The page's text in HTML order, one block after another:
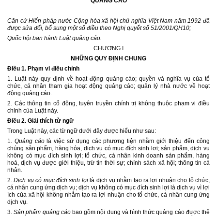
Căn cứ Hiến pháp nước Cộng hòa xã hội chủ nghĩa Việt Nam năm 1992 đã
được sửa đổi, bổ sung một số điều theo Nghị quyết số 51/2001/QH10;
Quốc hội ban hành Luật quảng cáo.
CHƯƠNG I
NHỮNG QUY ĐỊNH CHUNG
Điều 1. Phạm vi điều chỉnh
1. Luật này quy định về hoạt động quảng cáo; quyền và nghĩa vụ của tổ
chức, cá nhân tham gia hoạt động quảng cáo; quản lý nhà nước về hoạt
động quảng cáo.
2. Các thông tin cổ động, tuyên truyền chính trị không thuộc phạm vi điều
chỉnh của Luật này.
Điều 2. Giải thích từ ngữ
Trong Luật này, các từ ngữ dưới đây được hiểu như sau:
1. Quảng cáo là việc sử dụng các phương tiện nhằm giới thiệu đến công
chúng sản phẩm, hàng hóa, dịch vụ có mục đích sinh lợi; sản phẩm, dịch vụ
không có mục đích sinh lợi; tổ chức, cá nhân kinh doanh sản phẩm, hàng
hoá, dịch vụ được giới thiệu, trừ tin thời sự; chính sách xã hội; thông tin cá
nhân.
2. Dịch vụ có mục đích sinh lợilà dịch vụ nhằm tạo ra lợi nhuận cho tổ chức,
cá nhân cung ứng dịch vụ; dịch vụ không có mục đích sinh lợi là dịch vụ vì lợi
ích của xã hội không nhằm tạo ra lợi nhuận cho tổ chức, cá nhân cung ứng
dịch vụ.
3. Sản phẩm quảng cáobao gồm nội dung và hình thức quảng cáo được thể